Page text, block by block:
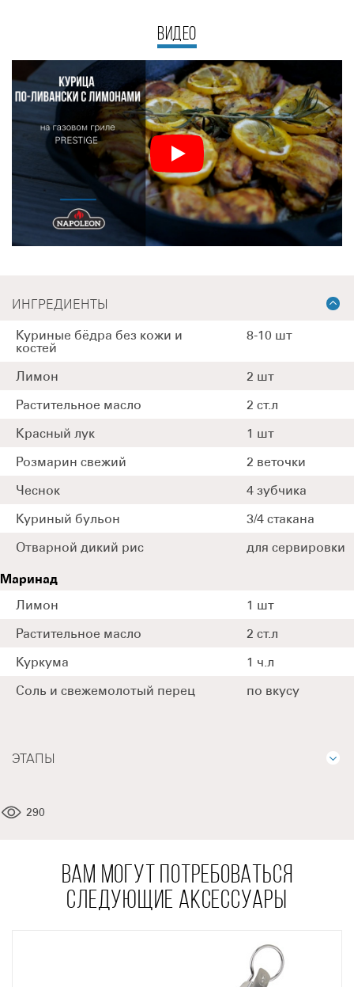
ВИДЕО
ИНГРЕДИЕНТЫ
Куриные бёдра без кожи и
костей
8-10 шт
Лимон 2 шт
Растительное масло 2 ст.л
Красный лук 1 шт
Розмарин свежий 2 веточки
Чеснок 4 зубчика
Куриный бульон 3/4 стакана
Отварной дикий рис для сервировки
Маринад
Лимон 1 шт
Растительное масло 2 ст.л
Куркума 1 ч.л
Соль и свежемолотый перец по вкусу
ЭТАПЫ
290
ВАМ МОГУТ ПОТРЕБОВАТЬСЯ
СЛЕДУЮЩИЕ АКСЕССУАРЫ